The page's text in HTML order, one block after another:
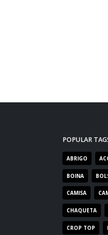
POPULAR
ABRIGO
BOINA
CAMISA
CHAQUETA
CROP TOP